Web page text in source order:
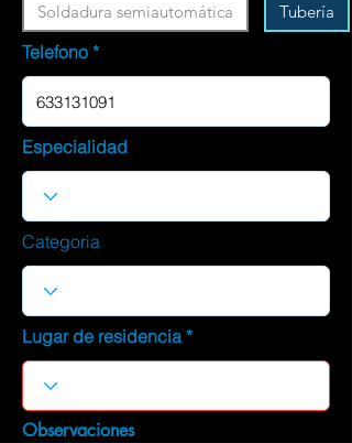
Soldadura semiautomática Tubería
Telefono
Especialidad
Categoria
Lugar de residencia
Observaciones